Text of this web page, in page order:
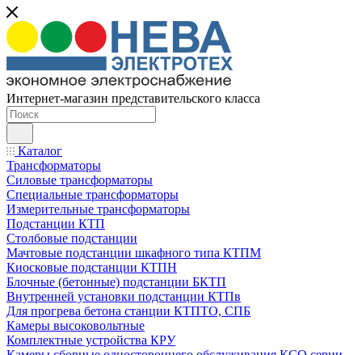
Интернет-магазин представительского класса
Каталог
Трансформаторы
Силовые трансформаторы
Специальные трансформаторы
Измерительные трансформаторы
Подстанции КТП
Столбовые подстанции
Мачтовые подстанции шкафного типа КТПМ
Киосковые подстанции КТПН
Блочные (бетонные) подстанции БКТП
Внутренней установки подстанции КТПв
Для прогрева бетона станции КТПТО, СПБ
Камеры высоковольтные
Комплектные устройства КРУ